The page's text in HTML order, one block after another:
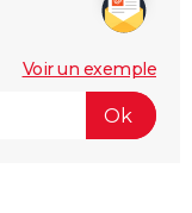
Voir un exemple